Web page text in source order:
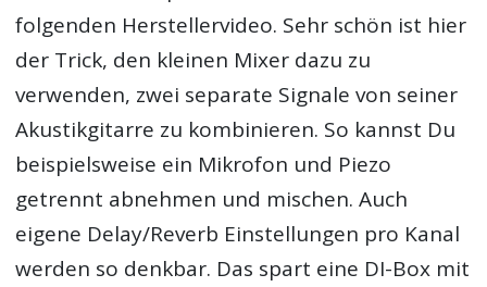
folgenden Herstellervideo. Sehr schön ist hier
der Trick, den kleinen Mixer dazu zu
verwenden, zwei separate Signale von seiner
Akustikgitarre zu kombinieren. So kannst Du
beispielsweise ein Mikrofon und Piezo
getrennt abnehmen und mischen. Auch
eigene Delay/Reverb Einstellungen pro Kanal
werden so denkbar. Das spart eine DI-Box mit